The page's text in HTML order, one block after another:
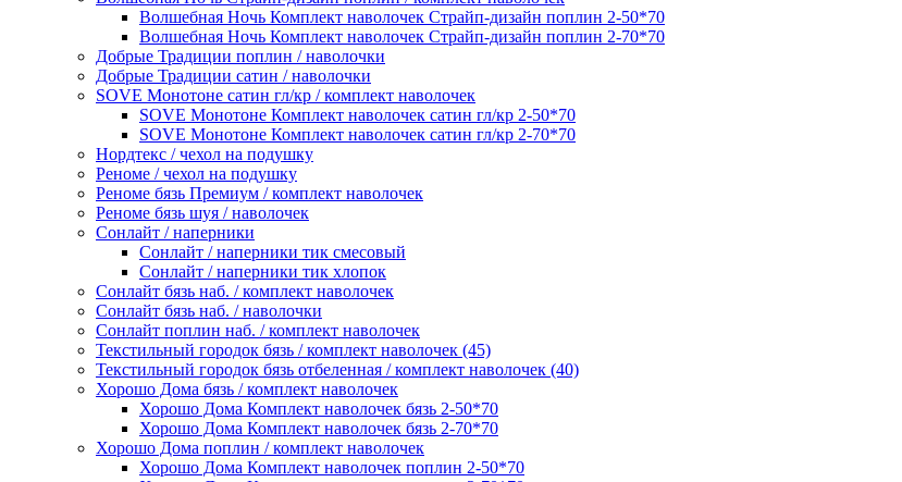
Волшебная Ночь Комплект наволочек Страйп-дизайн поплин 2-50*70
Волшебная Ночь Комплект наволочек Страйп-дизайн поплин 2-70*70
Добрые Традиции поплин / наволочки
Добрые Традиции сатин / наволочки
SOVE Монотоне сатин гл/кр / комплект наволочек
SOVE Монотоне Комплект наволочек сатин гл/кр 2-50*70
SOVE Монотоне Комплект наволочек сатин гл/кр 2-70*70
Нордтекс / чехол на подушку
Реноме / чехол на подушку
Реноме бязь Премиум / комплект наволочек
Реноме бязь шуя / наволочек
Сонлайт / наперники
Сонлайт / наперники тик смесовый
Сонлайт / наперники тик хлопок
Сонлайт бязь наб. / комплект наволочек
Сонлайт бязь наб. / наволочки
Сонлайт поплин наб. / комплект наволочек
Текстильный городок бязь / комплект наволочек (45)
Текстильный городок бязь отбеленная / комплект наволочек (40)
Хорошо Дома бязь / комплект наволочек
Хорошо Дома Комплект наволочек бязь 2-50*70
Хорошо Дома Комплект наволочек бязь 2-70*70
Хорошо Дома поплин / комплект наволочек
Хорошо Дома Комплект наволочек поплин 2-50*70